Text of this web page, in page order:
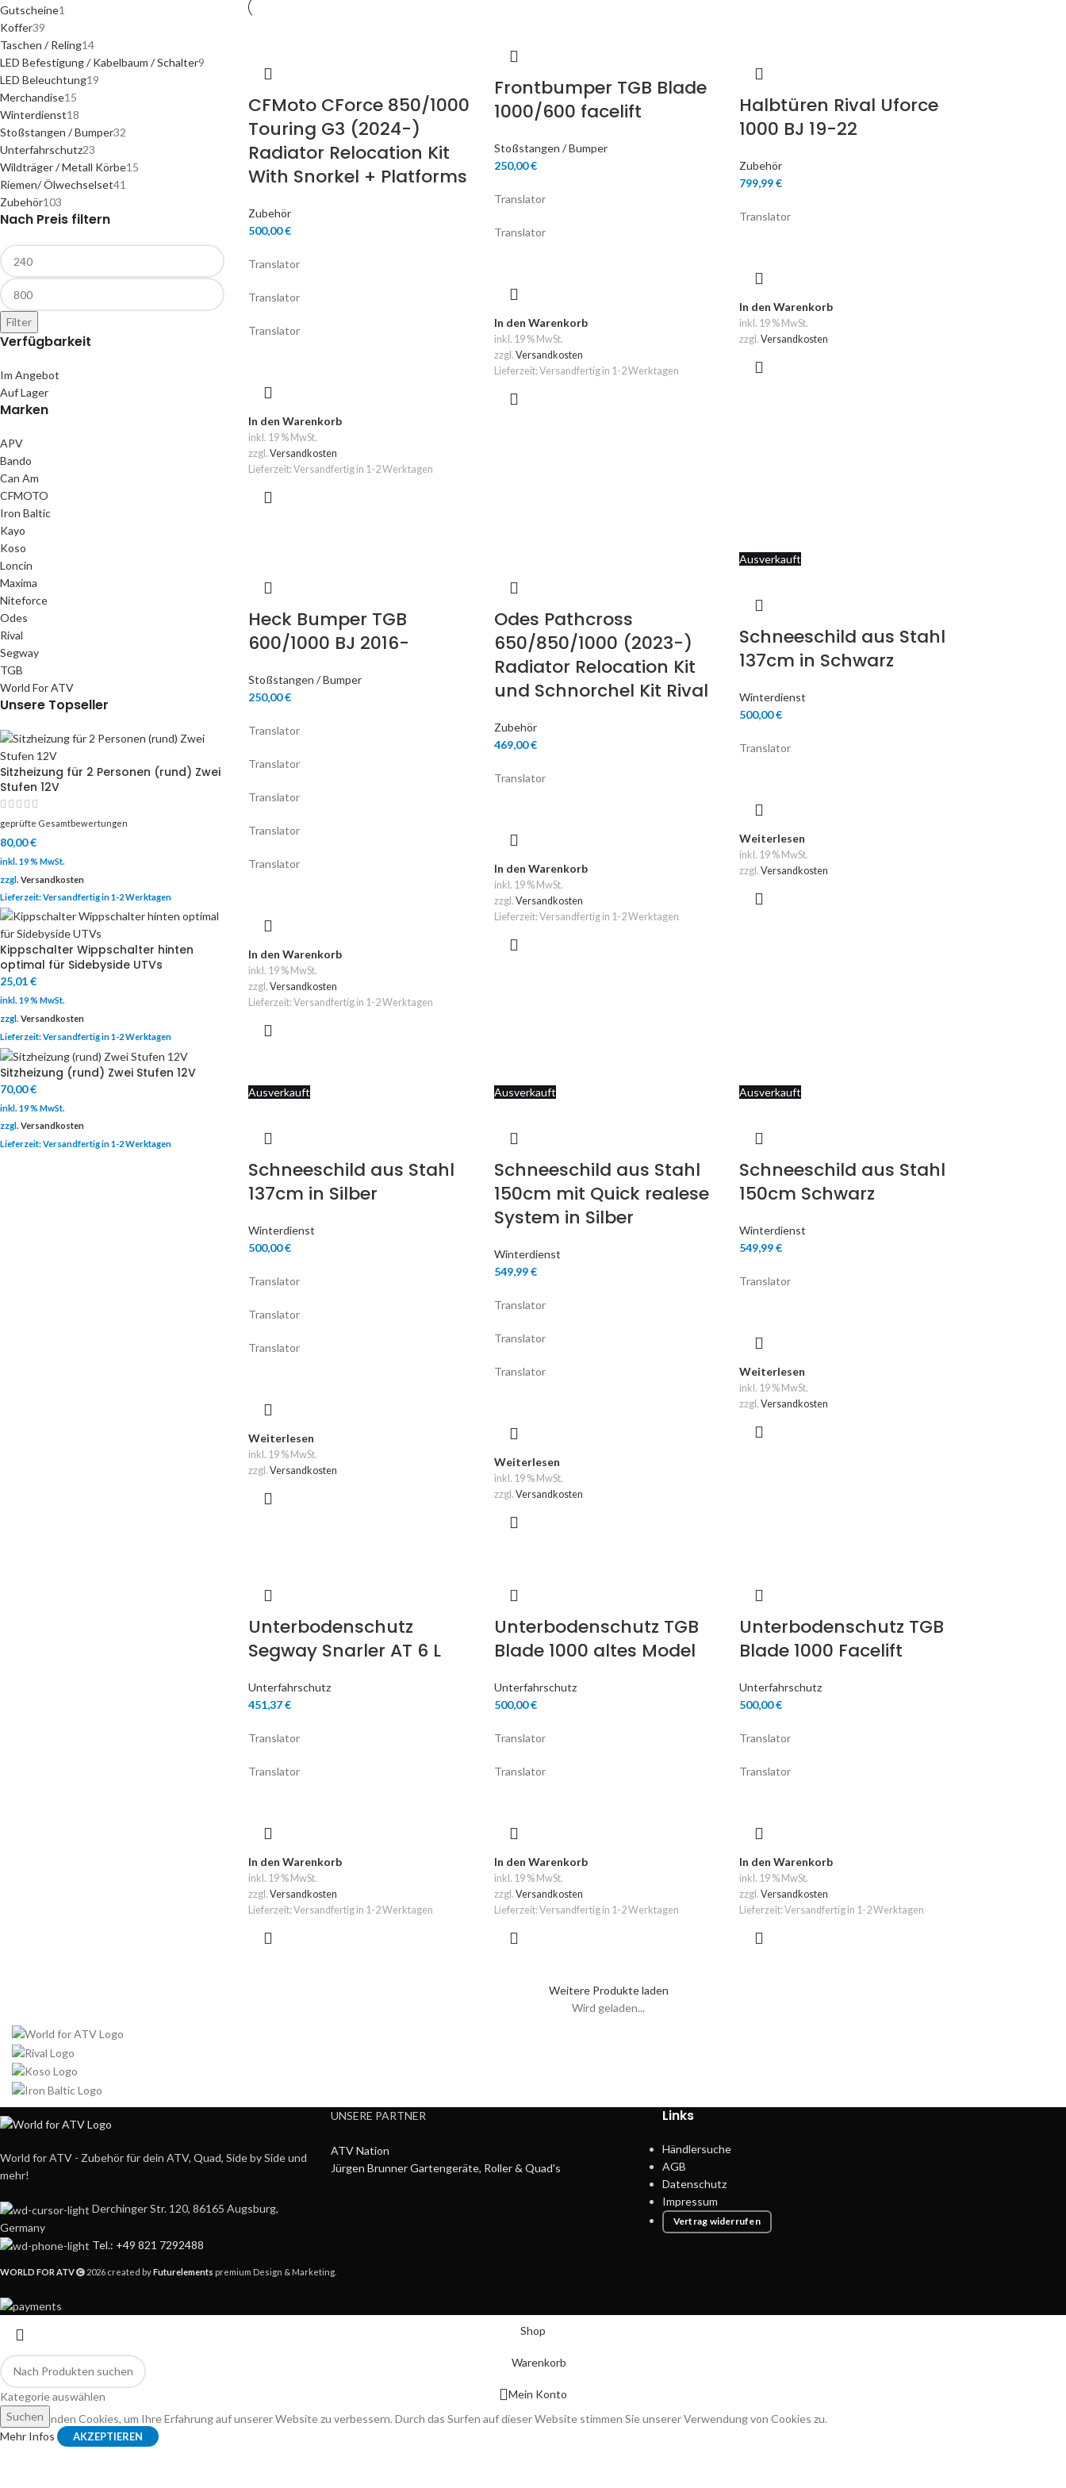
Gutscheine1
Koffer39
Taschen / Reling14
LED Befestigung / Kabelbaum / Schalter9
LED Beleuchtung19
Merchandise15
Winterdienst18
Stoßstangen / Bumper32
Unterfahrschutz23
Wildträger / Metall Körbe15
Riemen/ Ölwechselset41
Zubehör103
Nach Preis filtern
Filter
Verfügbarkeit
Im Angebot
Auf Lager
Marken
APV
Bando
Can Am
CFMOTO
Iron Baltic
Kayo
Koso
Loncin
Maxima
Niteforce
Odes
Rival
Segway
TGB
World For ATV
Unsere Topseller
Sitzheizung für 2 Personen (rund) Zwei
Stufen 12V
geprüfte Gesamtbewertungen
80,00€
inkl. 19 % MwSt.
zzgl. Versandkosten
Lieferzeit:Versandfertig in 1-2 Werktagen
Kippschalter Wippschalter hinten
optimal für Sidebyside UTVs
25,01€
inkl. 19 % MwSt.
zzgl. Versandkosten
Lieferzeit:Versandfertig in 1-2 Werktagen
Sitzheizung (rund) Zwei Stufen 12V
70,00€
inkl. 19 % MwSt.
zzgl. Versandkosten
Lieferzeit:Versandfertig in 1-2 Werktagen
CFMoto CForce 850/1000
Touring G3 (2024-)
Radiator Relocation Kit
With Snorkel + Platforms
Zubehör
500,00€
Translator
Translator
Translator
In den Warenkorb
inkl. 19 % MwSt.
zzgl. Versandkosten
Lieferzeit: Versandfertig in 1-2 Werktagen
Frontbumper TGB Blade
1000/600 facelift
Stoßstangen / Bumper
250,00€
Translator
Translator
In den Warenkorb
inkl. 19 % MwSt.
zzgl. Versandkosten
Lieferzeit: Versandfertig in 1-2 Werktagen
Halbtüren Rival Uforce
1000 BJ 19-22
Zubehör
799,99€
Translator
In den Warenkorb
inkl. 19 % MwSt.
zzgl.Versandkosten
Heck Bumper TGB
600/1000 BJ 2016-
Stoßstangen / Bumper
250,00€
Translator
Translator
Translator
Translator
Translator
In den Warenkorb
inkl. 19 % MwSt.
zzgl. Versandkosten
Lieferzeit: Versandfertig in 1-2 Werktagen
Odes Pathcross
650/850/1000 (2023-)
Radiator Relocation Kit
und Schnorchel Kit Rival
Zubehör
469,00€
Translator
In den Warenkorb
inkl. 19 % MwSt.
zzgl. Versandkosten
Lieferzeit: Versandfertig in 1-2 Werktagen
Ausverkauft
Schneeschild aus Stahl
137cm in Schwarz
Winterdienst
500,00€
Translator
Weiterlesen
inkl. 19 % MwSt.
zzgl.Versandkosten
Ausverkauft
Schneeschild aus Stahl
137cm in Silber
Winterdienst
500,00€
Translator
Translator
Translator
Weiterlesen
inkl. 19 % MwSt.
zzgl. Versandkosten
Ausverkauft
Schneeschild aus Stahl
150cm mit Quick realese
System in Silber
Winterdienst
549,99€
Translator
Translator
Translator
Weiterlesen
inkl. 19 % MwSt.
zzgl. Versandkosten
Ausverkauft
Schneeschild aus Stahl
150cm Schwarz
Winterdienst
549,99€
Translator
Weiterlesen
inkl. 19 % MwSt.
zzgl.Versandkosten
Unterbodenschutz
Segway Snarler AT 6 L
Unterfahrschutz
451,37€
Translator
Translator
In den Warenkorb
inkl. 19 % MwSt.
zzgl. Versandkosten
Lieferzeit: Versandfertig in 1-2 Werktagen
Unterbodenschutz TGB
Blade 1000 altes Model
Unterfahrschutz
500,00€
Translator
Translator
In den Warenkorb
inkl. 19 % MwSt.
zzgl. Versandkosten
Lieferzeit: Versandfertig in 1-2 Werktagen
Unterbodenschutz TGB
Blade 1000 Facelift
Unterfahrschutz
500,00€
Translator
Translator
In den Warenkorb
inkl. 19 % MwSt.
zzgl.Versandkosten
Lieferzeit:Versandfertig in 1-2 Werktagen
Weitere Produkte laden
Wird geladen...
World for ATV - Zubehör für dein ATV, Quad, Side by Side und
mehr!
Derchinger Str. 120, 86165 Augsburg,
Germany
Tel.: +49 821 7292488
UNSERE PARTNER
ATV Nation
Jürgen Brunner Gartengeräte, Roller & Quad's
Links
Händlersuche
AGB
Datenschutz
Impressum
Vertrag widerrufen
WORLD FOR ATV 2026 created byFuturelements premium Design & Marketing.
Kategorie auswählen
Suchen
Shop
Warenkorb
Mein Konto
Wir verwenden Cookies, um Ihre Erfahrung auf unserer Website zu verbessern. Durch das Surfen auf dieser Website stimmen Sie unserer Verwendung von Cookies zu.
Mehr Infos
AKZEPTIEREN